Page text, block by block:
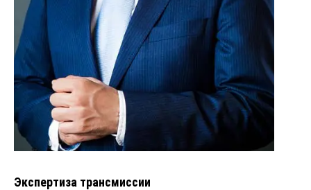
Экспертиза трансмиссии